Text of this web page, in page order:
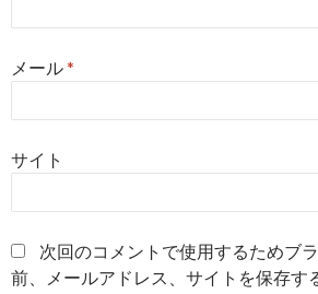
メール*
サイト
次回のコメントで使用するためブ
前、メールアドレス、サイトを保存す